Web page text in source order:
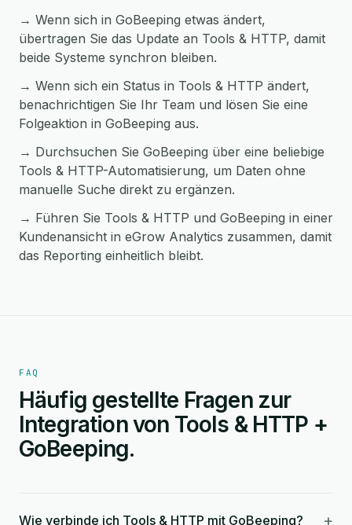
→ Wenn sich in GoBeeping etwas ändert,
übertragen Sie das Update an Tools & HTTP, damit
beide Systeme synchron bleiben.
→ Wenn sich ein Status in Tools & HTTP ändert,
benachrichtigen Sie Ihr Team und lösen Sie eine
Folgeaktion in GoBeeping aus.
→ Durchsuchen Sie GoBeeping über eine beliebige
Tools & HTTP-Automatisierung, um Daten ohne
manuelle Suche direkt zu ergänzen.
→ Führen Sie Tools & HTTP und GoBeeping in einer
Kundenansicht in eGrow Analytics zusammen, damit
das Reporting einheitlich bleibt.
FAQ
Häufig gestellte Fragen zur
Integration von Tools & HTTP +
GoBeeping.
Wie verbinde ich Tools & HTTP mit GoBeeping? +